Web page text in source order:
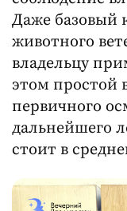
Даже базовый
животного
владельцу
этом простой
первичного
дальнейшего
стоит в